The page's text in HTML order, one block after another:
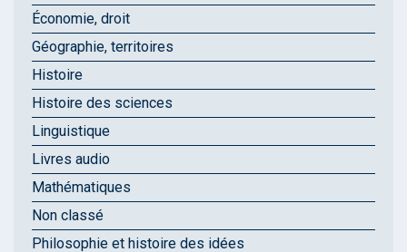
Économie, droit
Géographie, territoires
Histoire
Histoire des sciences
Linguistique
Livres audio
Mathématiques
Non classé
Philosophie et histoire des idées